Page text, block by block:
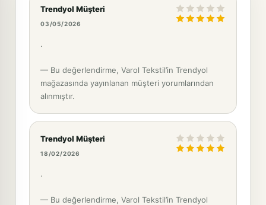
Trendyol Müşteri
03/05/2026
.
— Bu değerlendirme, Varol Tekstil’in Trendyol
mağazasında yayınlanan müşteri yorumlarından
alınmıştır.
Trendyol Müşteri
18/02/2026
.
— Bu değerlendirme, Varol Tekstil’in Trendyol